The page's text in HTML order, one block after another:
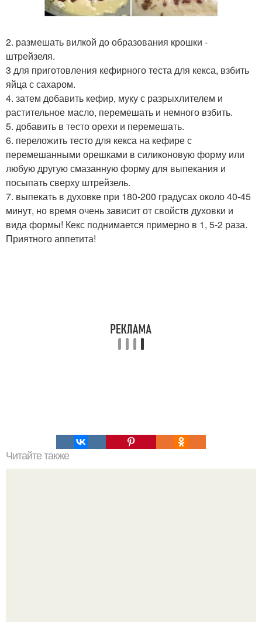
2. размешать вилкой до образования крошки -
штрейзеля.
3 для приготовления кефирного теста для кекса, взбить
яйца с сахаром.
4. затем добавить кефир, муку с разрыхлителем и
растительное масло, перемешать и немного взбить.
5. добавить в тесто орехи и перемешать.
6. переложить тесто для кекса на кефире с
перемешанными орешками в силиконовую форму или
любую другую смазанную форму для выпекания и
посыпать сверху штрейзель.
7. выпекать в духовке при 180-200 градусах около 40-45
минут, но время очень зависит от свойств духовки и
вида формы! Кекс поднимается примерно в 1, 5-2 раза.
Приятного аппетита!
Читайте также